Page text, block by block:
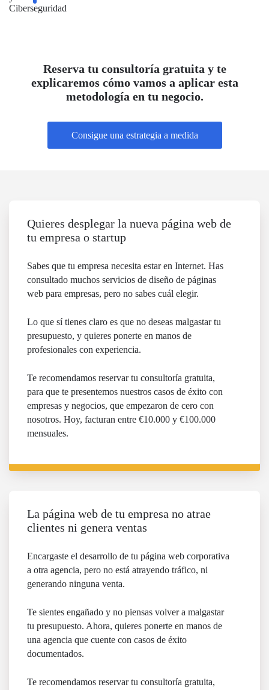
Reserva tu consultoría gratuita y te
explicaremos cómo vamos a aplicar esta
metodología en tu negocio.
Consigue una estrategia a medida
Quieres desplegar la nueva página web de
tu empresa o startup
Sabes que tu empresa necesita estar en Internet. Has
consultado muchos servicios de diseño de páginas
web para empresas, pero no sabes cuál elegir.
Lo que sí tienes claro es que no deseas malgastar tu
presupuesto, y quieres ponerte en manos de
profesionales con experiencia.
Te recomendamos reservar tu consultoría gratuita,
para que te presentemos nuestros casos de éxito con
empresas y negocios, que empezaron de cero con
nosotros. Hoy, facturan entre €10.000 y €100.000
mensuales.
La página web de tu empresa no atrae
clientes ni genera ventas
Encargaste el desarrollo de tu página web corporativa
a otra agencia, pero no está atrayendo tráfico, ni
generando ninguna venta.
Te sientes engañado y no piensas volver a malgastar
tu presupuesto. Ahora, quieres ponerte en manos de
una agencia que cuente con casos de éxito
documentados.
Te recomendamos reservar tu consultoría gratuita,